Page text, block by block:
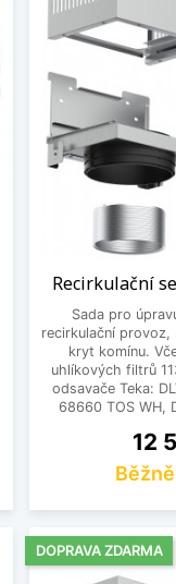
Recirkulační
Sada pro
recirkulační provoz,
kryt komínu.
uhlíkových filtrů
odsavače Teka:
68660 TOS WH,
Cena
12
DOPRAVA ZDARMA